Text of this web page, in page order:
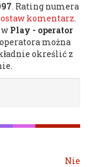
. Rating numera
komentarz.
Play - operator
można
określić z
Nie